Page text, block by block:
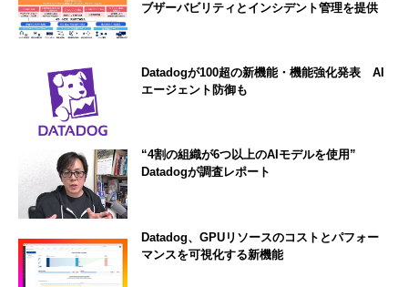
ブザーバビリティとインシデント管理を提供
Datadogが100超の新機能・機能強化発表 AI
エージェント防御も
“4割の組織が6つ以上のAIモデルを使用”
Datadogが調査レポート
Datadog、GPUリソースのコストとパフォー
マンスを可視化する新機能